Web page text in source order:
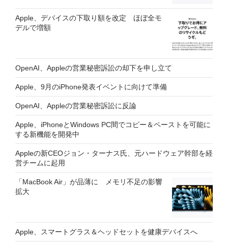
Apple、デバイスの下取り額を改定 ほぼ全モ
デルで増額
OpenAI、Appleの営業秘密訴訟の却下を申し立て
Apple、9月のiPhone発表イベントに向けて準備
OpenAI、Appleの営業秘密訴訟に反論
Apple、iPhoneとWindows PC間でコピー＆ペーストを可能に
する新機能を開発中
Appleの新CEOジョン・ターナス氏、元ハードウェア幹部を経
営チームに起用
「MacBook Air」が品薄に メモリ不足の影響
拡大
Apple、スマートグラス＆ヘッドセットを健康デバイスへ